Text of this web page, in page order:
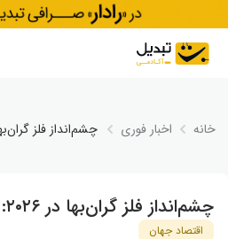
Skip to content
خانه اخبار فوری چشم‌انداز فلز گران‌بها در ۲۰۲۶: سه
چشم‌انداز فلز گران‌بها در ۲۰۲۶: سه سناریوی طلایی
اقتصاد جهان